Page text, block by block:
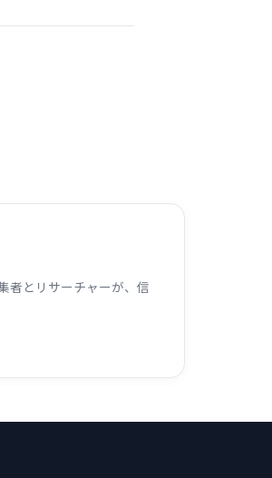
者とリサーチャーが、信